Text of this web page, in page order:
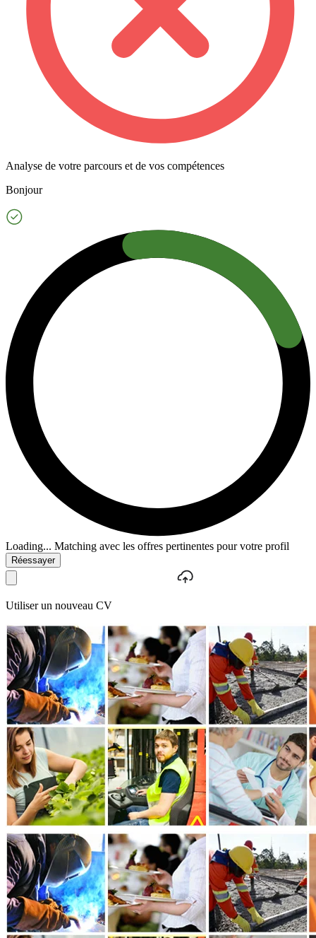
Analyse de votre parcours et de vos compétences
Bonjour
Loading... Matching avec les offres pertinentes pour votre profil
Réessayer
Utiliser un nouveau CV